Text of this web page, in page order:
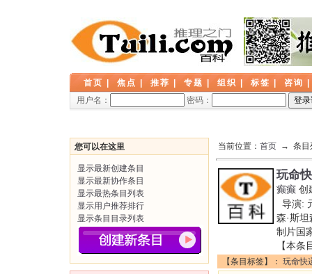
首页 焦点 推荐 专题 组织 标签 咨询
用户名：
密码：
您可以在这里
显示最新创建条目
显示最新协作条目
显示最热条目列表
显示用户推荐排行
显示条目目录列表
当前位置： 首页 → 条目
玩命
癫癫 创
导演:
森·斯
制片国
【本条
【条目标签】： 玩命快